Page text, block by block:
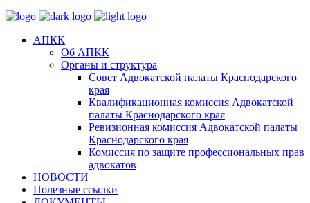
АПКК
Об АПКК
Органы и структура
Совет Адвокатской палаты Краснодарского
края
Квалификационная комиссия Адвокатской
палаты Краснодарского края
Ревизионная комиссия Адвокатской палаты
Краснодарского края
Комиссия по защите профессиональных прав
адвокатов
НОВОСТИ
Полезные ссылки